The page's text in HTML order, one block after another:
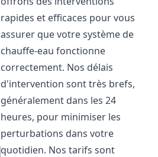
rapides et efficaces pour vous
assurer que votre système de
chauffe-eau fonctionne
correctement. Nos délais
d'intervention sont très brefs,
généralement dans les 24
heures, pour minimiser les
perturbations dans votre
quotidien. Nos tarifs sont